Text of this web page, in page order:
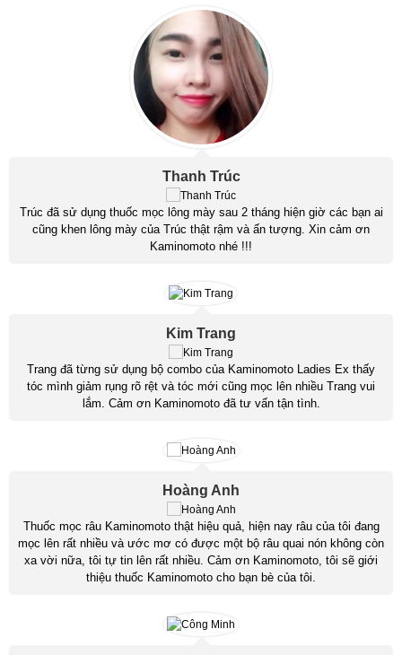
Thanh Trúc
Trúc đã sử dụng thuốc mọc lông mày sau 2 tháng hiện giờ các bạn ai
cũng khen lông mày của Trúc thật rậm và ấn tượng. Xin cảm ơn
Kaminomoto nhé !!!
Kim Trang
Trang đã từng sử dụng bộ combo của Kaminomoto Ladies Ex thấy
tóc mình giảm rụng rõ rệt và tóc mới cũng mọc lên nhiều Trang vui
lắm. Cảm ơn Kaminomoto đã tư vấn tận tình.
Hoàng Anh
Thuốc mọc râu Kaminomoto thật hiệu quả, hiện nay râu của tôi đang
mọc lên rất nhiều và ước mơ có được một bộ râu quai nón không còn
xa vời nữa, tôi tự tin lên rất nhiều. Cảm ơn Kaminomoto, tôi sẽ giới
thiệu thuốc Kaminomoto cho bạn bè của tôi.